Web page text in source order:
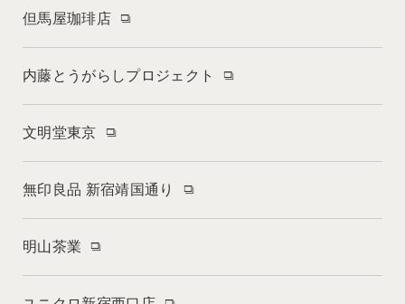
但馬屋珈琲店
内藤とうがらしプロジェクト
文明堂東京
無印良品 新宿靖国通り
明山茶業